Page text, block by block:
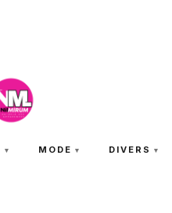
MODE DIVERS